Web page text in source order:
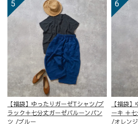
【福袋】ゆったりガーゼTシャツ/ブ
ラック＋七分丈ガーゼバルーンパン
ツ /ブルー
【福袋
ーキ ＋
/オレンジ